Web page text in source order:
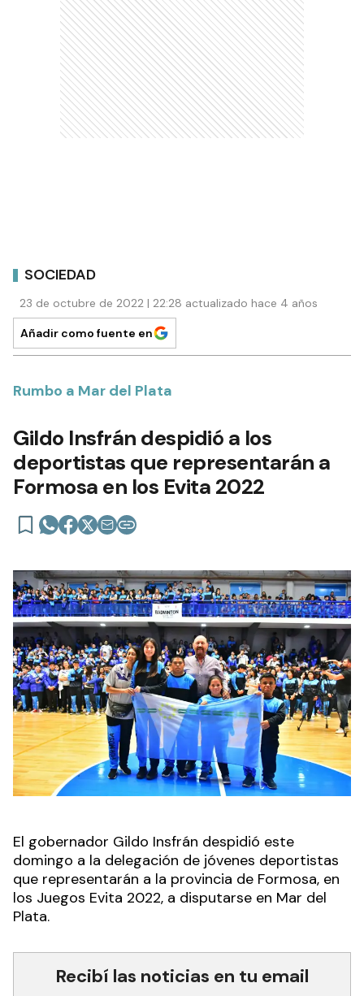
SOCIEDAD
23 de octubre de 2022 | 22:28 actualizado hace 4 años
Añadir como fuente en
Rumbo a Mar del Plata
Gildo Insfrán despidió a los
deportistas que representarán a
Formosa en los Evita 2022
El gobernador Gildo Insfrán despidió este
domingo a la delegación de jóvenes deportistas
que representarán a la provincia de Formosa, en
los Juegos Evita 2022, a disputarse en Mar del
Plata.
Recibí las noticias en tu email